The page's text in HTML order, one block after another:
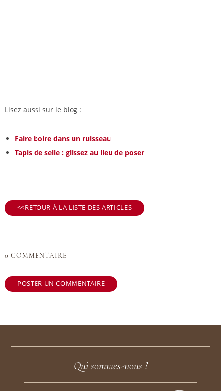
Lisez aussi sur le blog :
Faire boire dans un ruisseau
Tapis de selle : glissez au lieu de poser
RETOUR À LA LISTE DES ARTICLES
0 COMMENTAIRE
POSTER UN COMMENTAIRE
Qui sommes-nous ?